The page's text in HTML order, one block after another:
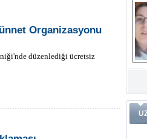
Organizasyonu
düzenlediği ücretsiz